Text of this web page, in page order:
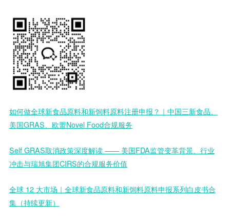
如何做全球新食品原料和新饲料原料注册申报？｜中国三新食品、
美国GRAS、欧盟Novel Food合规服务
Self GRAS取消政策深度解读 —— 美国FDA监管变革背景、行业
冲击与瑞旭集团CIRS的合规服务价值
全球 12 大市场｜全球新食品原料和新饲料原料申报系列白皮书合
集（持续更新）